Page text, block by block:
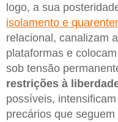
logo, a sua
isolamento e
relacional, canalizam
plataformas e
sob tensão
restrições à
possíveis,
precários que